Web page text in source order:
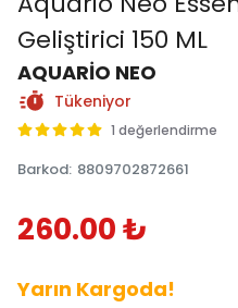
Geliştirici 150 ML
AQUARİO NEO
Tükeniyor
1 değerlendirme
Barkod: 8809702872661
260.00 ₺
Yarın Kargoda!